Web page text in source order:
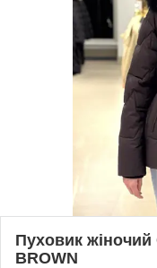
Пуховик жіночий
BROWN